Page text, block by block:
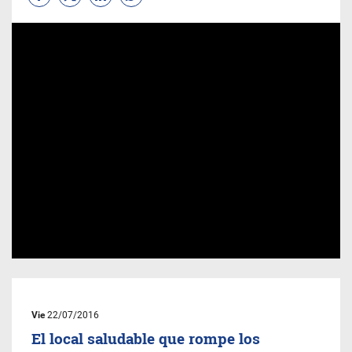
Vie22/07/2016
El local saludable que rompe los